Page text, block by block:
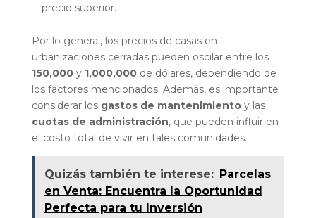
precio superior.
Por lo general, los precios de casas en
urbanizaciones cerradas pueden oscilar entre los
150,000y 1,000,000de dólares, dependiendo de
los factores mencionados. Además, es importante
considerar los gastos de mantenimientoy las
cuotas de administración, que pueden influir en
el costo total de vivir en tales comunidades.
Quizás también te interese: Parcelas
en Venta: Encuentra la Oportunidad
Perfecta para tu Inversión